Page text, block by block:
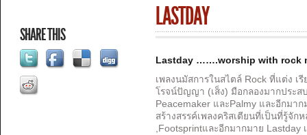
SHARE THIS
LASTDAY
Lastday …….worship with rock
เพลงนมัสการในสไตล์ Rock ที่แต่ง เ
โรจน์ปัญญา (เส็ง) มือกลองมากประส
Peacemaker และPalmy และอีกมา
สร้างสรรค์เพลงคริสเตียนที่เป็นที่รู้จัก
,Footsprintและอีกมากมาย Lastday